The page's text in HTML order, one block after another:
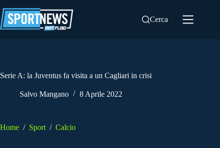
al
contenuto
Cerca
Serie A: la Juventus fa visita a un Cagliari in crisi
Salvo Mangano 8 Aprile 2022
Home / Sport / Calcio